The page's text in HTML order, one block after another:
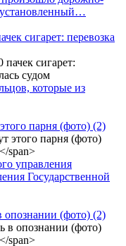
сигарет: перевозка
которые из
парня (фото) (2)
управления
Государственной
опознании (фото) (2)